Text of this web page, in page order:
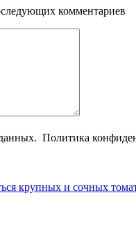
комментариев
Политика
крупных и сочных